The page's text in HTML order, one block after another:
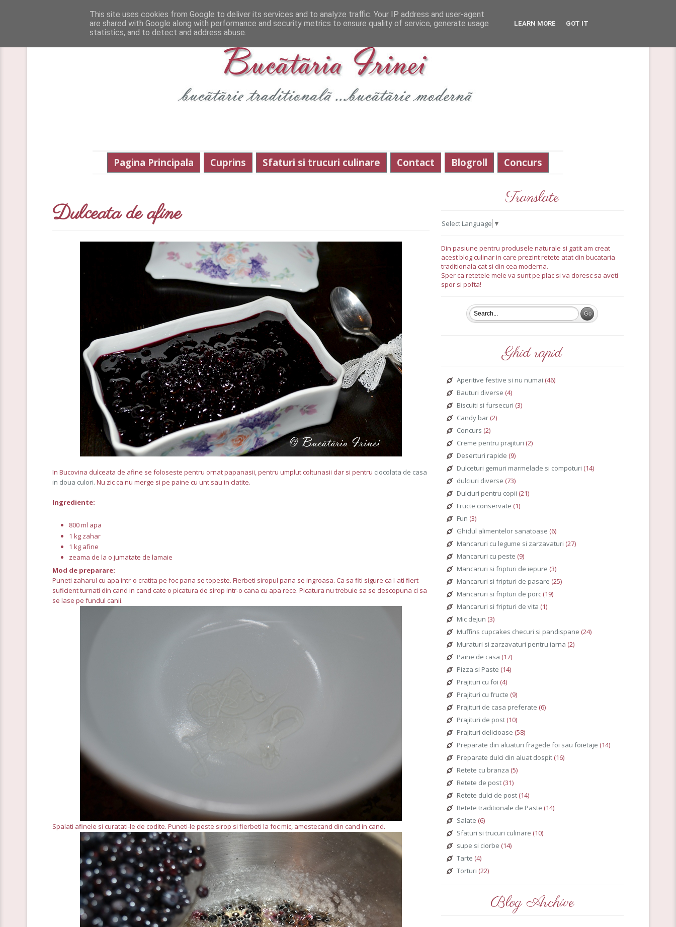
Pagina Principala Cuprins Sfaturi si trucuri culinare Contact Blogroll Concurs
Dulceata de afine
In Bucovina dulceata de afine se foloseste pentru ornat papanasii, pentru umplut coltunasii dar si pentru ciocolata de casa
in doua culori. Nu zic ca nu merge si pe paine cu unt sau in clatite.
Ingrediente:
800 ml apa
1 kg zahar
1 kg afine
zeama de la o jumatate de lamaie
Mod de preparare:
Puneti zaharul cu apa intr-o cratita pe foc pana se topeste. Fierbeti siropul pana se ingroasa. Ca sa fiti sigure ca l-ati fiert
suficient turnati din cand in cand cate o picatura de sirop intr-o cana cu apa rece. Picatura nu trebuie sa se descopuna ci sa
se lase pe fundul canii.
Spalati afinele si curatati-le de codite. Puneti-le peste sirop si fierbeti la foc mic, amestecand din cand in cand.
Translate
Select Language ▼
Din pasiune pentru produsele naturale si gatit am creat
acest blog culinar in care prezint retete atat din bucataria
traditionala cat si din cea moderna.
Sper ca retetele mele va sunt pe plac si va doresc sa aveti
spor si pofta!
Ghid rapid
Aperitive festive si nu numai (46)
Bauturi diverse (4)
Biscuiti si fursecuri (3)
Candy bar (2)
Concurs (2)
Creme pentru prajituri (2)
Deserturi rapide (9)
Dulceturi gemuri marmelade si compoturi (14)
dulciuri diverse (73)
Dulciuri pentru copii (21)
Fructe conservate (1)
Fun (3)
Ghidul alimentelor sanatoase (6)
Mancaruri cu legume si zarzavaturi (27)
Mancaruri cu peste (9)
Mancaruri si fripturi de iepure (3)
Mancaruri si fripturi de pasare (25)
Mancaruri si fripturi de porc (19)
Mancaruri si fripturi de vita (1)
Mic dejun (3)
Muffins cupcakes checuri si pandispane (24)
Muraturi si zarzavaturi pentru iarna (2)
Paine de casa (17)
Pizza si Paste (14)
Prajituri cu foi (4)
Prajituri cu fructe (9)
Prajituri de casa preferate (6)
Prajituri de post (10)
Prajituri delicioase (58)
Preparate din aluaturi fragede foi sau foietaje (14)
Preparate dulci din aluat dospit (16)
Retete cu branza (5)
Retete de post (31)
Retete dulci de post (14)
Retete traditionale de Paste (14)
Salate (6)
Sfaturi si trucuri culinare (10)
supe si ciorbe (14)
Tarte (4)
Torturi (22)
Blog Archive
This site uses cookies from Google to deliver its services and to analyze traffic. Your IP address and user-agent
are shared with Google along with performance and security metrics to ensure quality of service, generate usage
statistics, and to detect and address abuse.
LEARN MORE GOT IT